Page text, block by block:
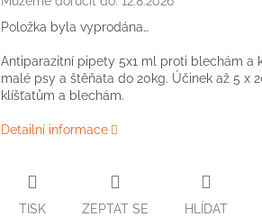
Položka byla vyprodána…
Antiparazitní pipety 5x1 ml proti blechám a
malé psy a štěňata do 20kg. Účinek až 5 x
klíšťatům a blechám.
Detailní informace
TISK ZEPTAT SE HLÍDAT